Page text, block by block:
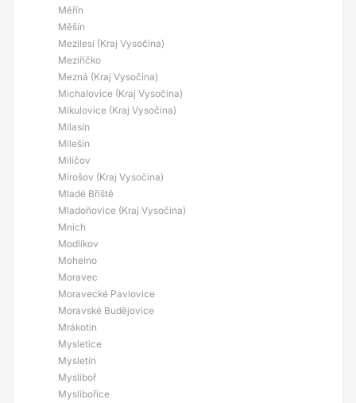
Měřín
Měšín
Mezilesí (Kraj Vysočina)
Meziříčko
Mezná (Kraj Vysočina)
Michalovice (Kraj Vysočina)
Mikulovice (Kraj Vysočina)
Milasín
Milešín
Milíčov
Mirošov (Kraj Vysočina)
Mladé Bříště
Mladoňovice (Kraj Vysočina)
Mnich
Modlíkov
Mohelno
Moravec
Moravecké Pavlovice
Moravské Budějovice
Mrákotín
Mysletice
Mysletín
Mysliboř
Myslibořice